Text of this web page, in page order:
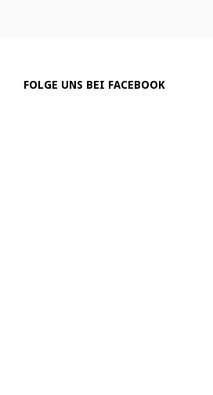
FOLGE UNS BEI FACEBOOK